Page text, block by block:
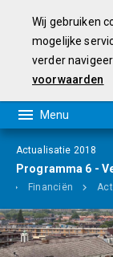
Actualisatie 2018
Programma 6 -
Financiën
Wij gebruiken
mogelijke
verder
voorwaarden